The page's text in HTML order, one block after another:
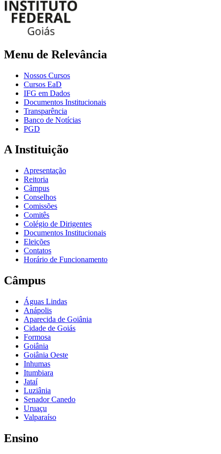
Menu de Relevância
Nossos Cursos
Cursos EaD
IFG em Dados
Documentos Institucionais
Transparência
Banco de Notícias
PGD
A Instituição
Apresentação
Reitoria
Câmpus
Conselhos
Comissões
Comitês
Colégio de Dirigentes
Documentos Institucionais
Eleições
Contatos
Horário de Funcionamento
Câmpus
Águas Lindas
Anápolis
Aparecida de Goiânia
Cidade de Goiás
Formosa
Goiânia
Goiânia Oeste
Inhumas
Itumbiara
Jataí
Luziânia
Senador Canedo
Uruaçu
Valparaíso
Ensino